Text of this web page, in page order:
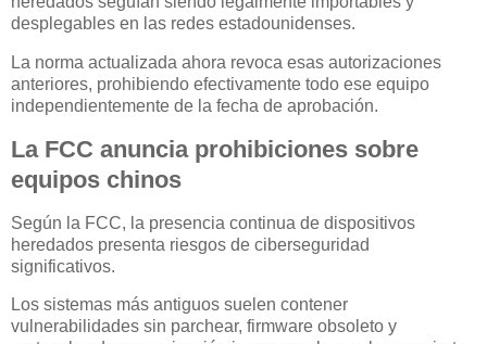
desplegables en las redes estadounidenses.
La norma actualizada ahora revoca esas autorizaciones
anteriores, prohibiendo efectivamente todo ese equipo
independientemente de la fecha de aprobación.
La FCC anuncia prohibiciones sobre
equipos chinos
Según la FCC, la presencia continua de dispositivos
heredados presenta riesgos de ciberseguridad
significativos.
Los sistemas más antiguos suelen contener
vulnerabilidades sin parchear, firmware obsoleto y